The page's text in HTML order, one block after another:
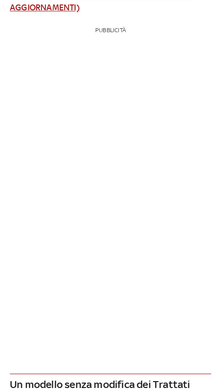
AGGIORNAMENTI)
PUBBLICITÀ
Un modello senza modifica dei Trattati